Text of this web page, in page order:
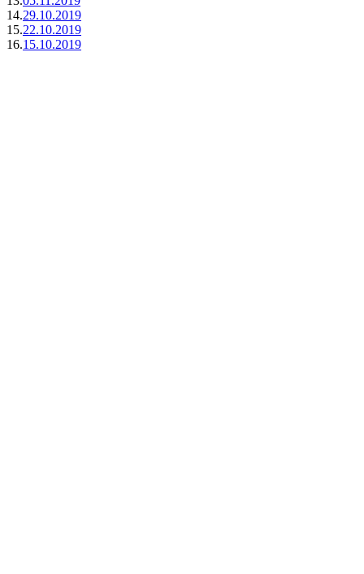
14.29.10.2019
15.22.10.2019
16.15.10.2019